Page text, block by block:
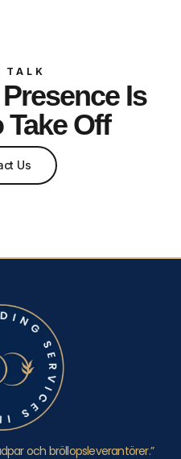
TALK
Is
Off
Us
och bröllopsleverantörer.”